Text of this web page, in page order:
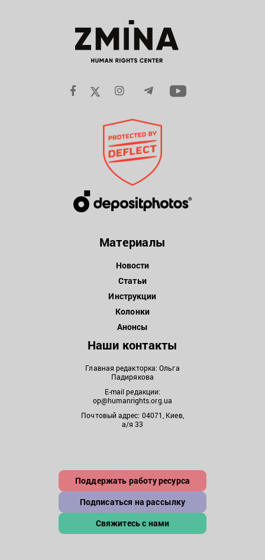
Материалы
Новости
Статьи
Инструкции
Колонки
Анонсы
Наши контакты
Главная редакторка: Ольга
Падирякова
E-mail редакции:
op@humanrights.org.ua
Почтовый адрес: 04071, Киев,
а/я 33
Поддержать работу ресурса
Подписаться на рассылку
Свяжитесь с нами